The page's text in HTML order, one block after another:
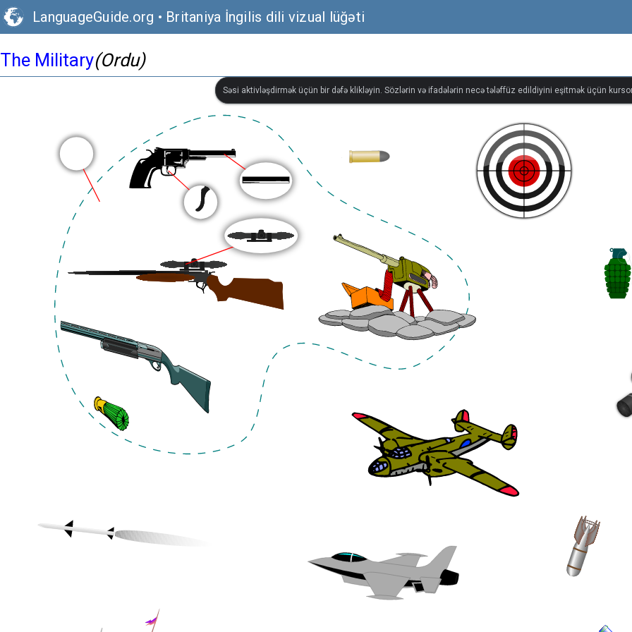
LanguageGuide.org • Britaniya İngilis dili vizual lüğəti
The Military(Ordu)
Səsi aktivləşdirmək üçün bir dəfə klikləyin. Sözlərin və ifadələrin necə tələffüz edildiyini eşitmək üçün